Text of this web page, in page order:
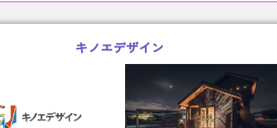
キノエデザイン